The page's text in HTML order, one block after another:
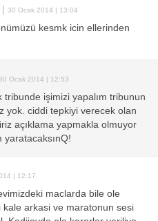
| 30 Ocak 2014 | 13:04
kesmk icin ellerinden
Ocak 2014 | 12:53
tribunde işimizi yapalım tribunun
yok. ciddi tepkiyi verecek olan
açıklama yapmakla olmuyor
yaratacaksınQ!
| 12:17
maclarda bile ole
kale arkasi ve maratonun sesi